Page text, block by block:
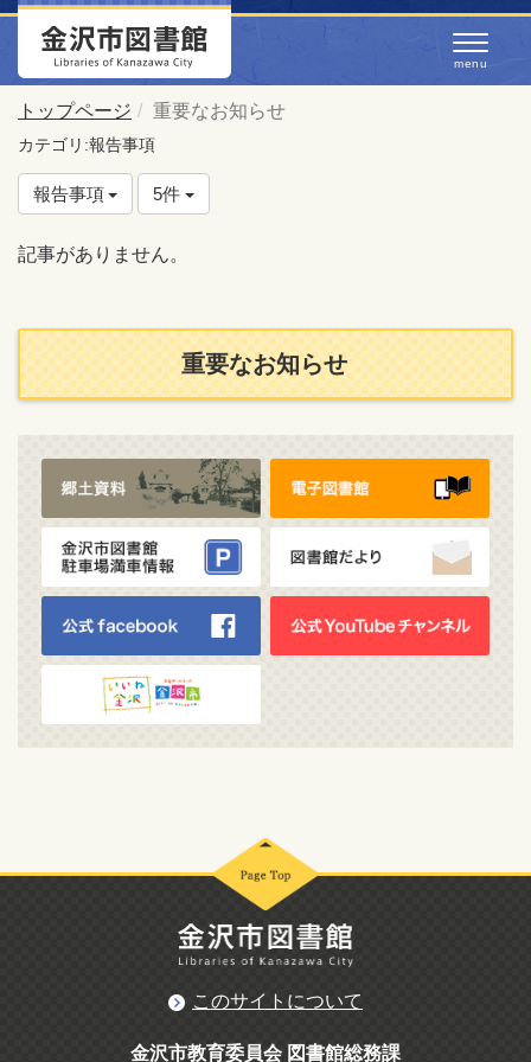
トップページ 重要なお知らせ
カテゴリ:報告事項
報告事項 5件
記事がありません。
重要なお知らせ
このサイトについて
金沢市教育委員会 図書館総務課